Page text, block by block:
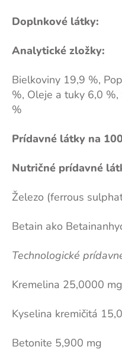
Doplnkové látky:
Analytické zložky:
Bielkoviny 19,9 %,
%, Oleje a tuky 6,0
%
Prídavné látky na
Nutričné prídavné
Železo (ferrous
Betain ako
Technologické
Kremelina 25,0000 mg
Kyselina kremičitá
Betonite 5,900 mg